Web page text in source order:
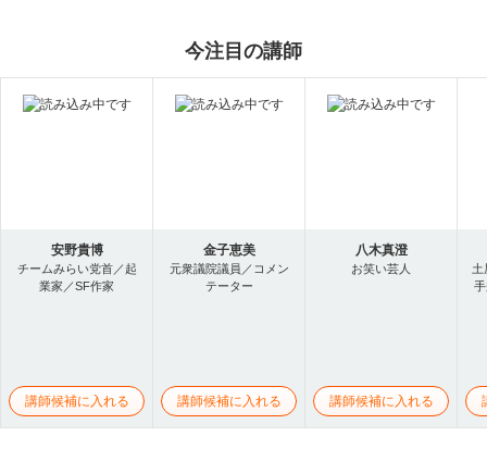
今注目の講師
安野貴博
チームみらい党首／起
業家／SF作家
講師候補に入れる
金子恵美
元衆議院議員／コメン
テーター
講師候補に入れる
八木真澄
お笑い芸人
講師候補に入れる
土